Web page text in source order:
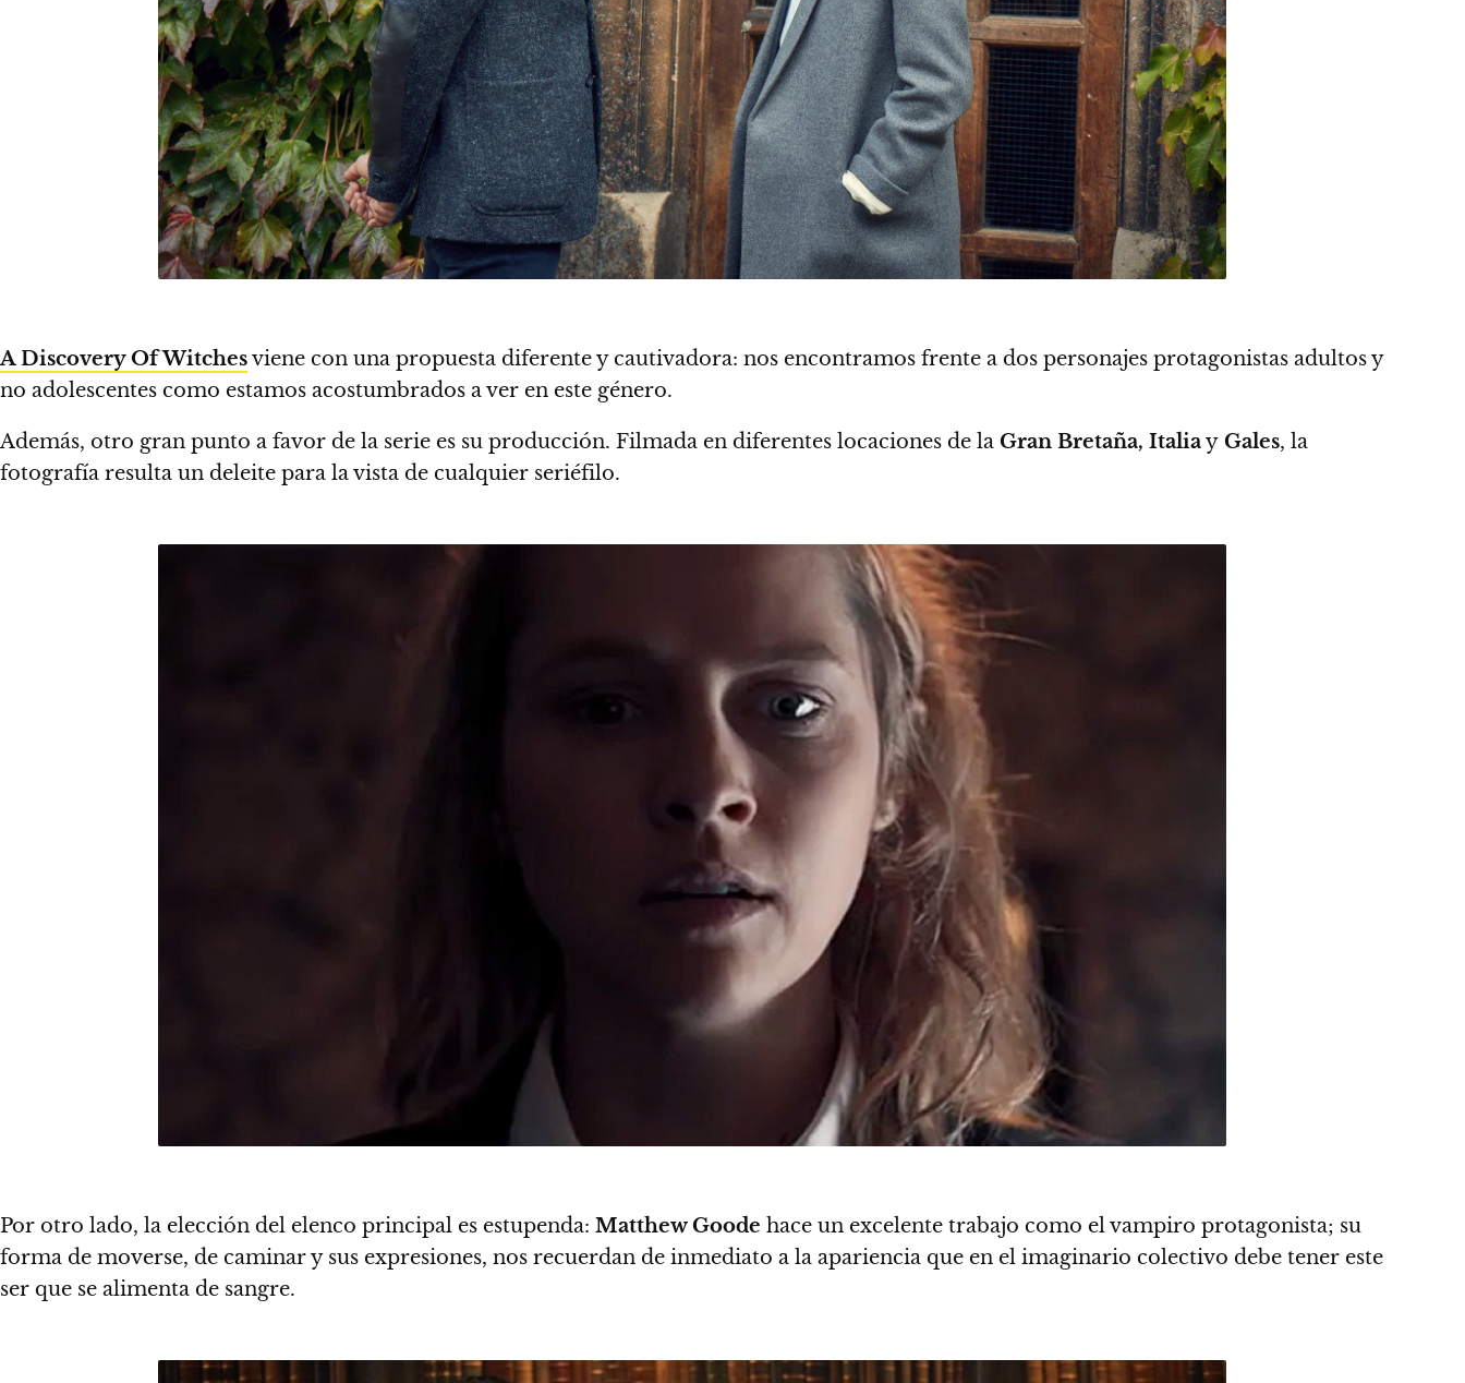
A Discovery Of Witchesviene con una propuesta diferente y cautivadora: nos encontramos frente a dos personajes protagonistas adultos y
no adolescentes como estamos acostumbrados a ver en este género.
Además, otro gran punto a favor de la serie es su producción. Filmada en diferentes locaciones de la Gran Bretaña, Italiay Gales, la
fotografía resulta un deleite para la vista de cualquier seriéfilo.
Por otro lado, la elección del elenco principal es estupenda: Matthew Goode hace un excelente trabajo como el vampiro protagonista; su
forma de moverse, de caminar y sus expresiones, nos recuerdan de inmediato a la apariencia que en el imaginario colectivo debe tener este
ser que se alimenta de sangre.